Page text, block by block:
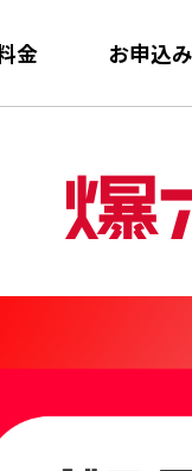
金 お申込